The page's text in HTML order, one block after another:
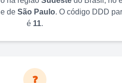
de São Paulo. O código DDD
é 11.
❓